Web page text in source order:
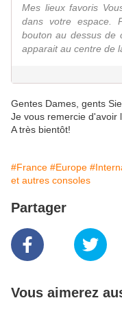
Mes lieux favoris
dans votre espace.
bouton au dessus de
apparait au centre de
Gentes Dames, gents
Je vous remercie d'avoir
A très bientôt!
#France #Europe
et autres consoles
Partager
Vous aimerez